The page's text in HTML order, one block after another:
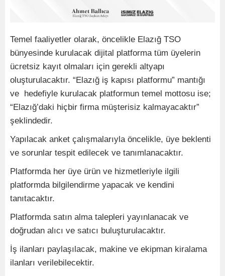
Temel faaliyetler olarak, öncelikle Elazığ TSO
bünyesinde kurulacak dijital platforma tüm üyelerin
ücretsiz kayıt olmaları için gerekli altyapı
oluşturulacaktır. “Elazığ iş kapısı platformu” mantığı
ve hedefiyle kurulacak platformun temel mottosu ise;
“Elazığ’daki hiçbir firma müşterisiz kalmayacaktır”
şeklindedir.
Yapılacak anket çalışmalarıyla öncelikle, üye beklenti
ve sorunlar tespit edilecek ve tanımlanacaktır.
Platformda her üye ürün ve hizmetleriyle ilgili
platformda bilgilendirme yapacak ve kendini
tanıtacaktır.
Platformda satın alma talepleri yayınlanacak ve
doğrudan alıcı ve satıcı buluşturulacaktır.
İş ilanları paylaşılacak, makine ve ekipman kiralama
ilanları verilebilecektir.